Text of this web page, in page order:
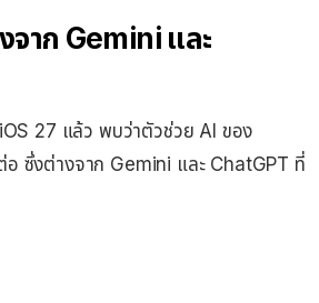
จาก Gemini และ
27 แล้ว พบว่าตัวช่วย AI ของ
ซึ่งต่างจาก Gemini และ ChatGPT ที่